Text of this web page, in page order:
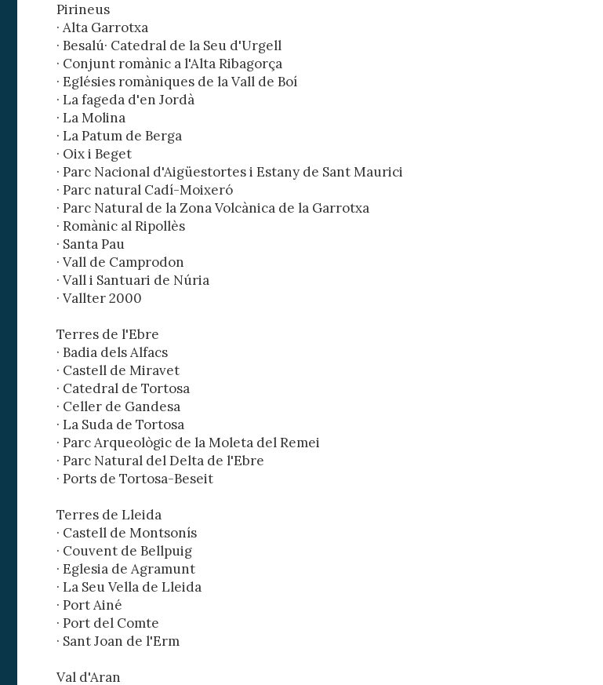
Pirineus
· Alta Garrotxa
· Besalú· Catedral de la Seu d'Urgell
· Conjunt romànic a l'Alta Ribagorça
· Eglésies romàniques de la Vall de Boí
· La fageda d'en Jordà
· La Molina
· La Patum de Berga
· Oix i Beget
· Parc Nacional d'Aigüestortes i Estany de Sant Maurici
· Parc natural Cadí-Moixeró
· Parc Natural de la Zona Volcànica de la Garrotxa
· Romànic al Ripollès
· Santa Pau
· Vall de Camprodon
· Vall i Santuari de Núria
· Vallter 2000
Terres de l'Ebre
· Badia dels Alfacs
· Castell de Miravet
· Catedral de Tortosa
· Celler de Gandesa
· La Suda de Tortosa
· Parc Arqueològic de la Moleta del Remei
· Parc Natural del Delta de l'Ebre
· Ports de Tortosa-Beseit
Terres de Lleida
· Castell de Montsonís
· Couvent de Bellpuig
· Eglesia de Agramunt
· La Seu Vella de Lleida
· Port Ainé
· Port del Comte
· Sant Joan de l'Erm
Val d'Aran